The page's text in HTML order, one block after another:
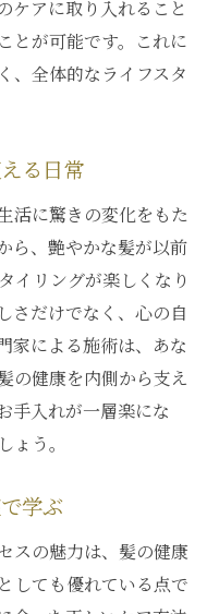
ケアに取り入れること
とが可能です。これに
、全体的なライフスタ
る日常
活に驚きの変化をもた
ら、艶やかな髪が以前
イリングが楽しくなり
さだけでなく、心の自
家による施術は、あな
の健康を内側から支え
手入れが一層楽にな
う。
学ぶ
スの魅力は、髪の健康
しても優れている点で